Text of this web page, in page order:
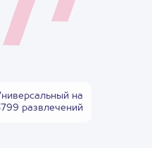
на
развлечений